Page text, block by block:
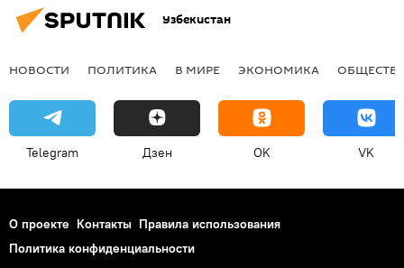
Узбекистан
НОВОСТИ ПОЛИТИКА В МИРЕ ЭКОНОМИКА
Telegram Дзен OK VK
О проекте Контакты Правила использования
Политика конфиденциальности